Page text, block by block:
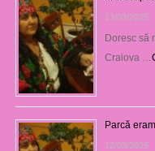
13/03/2025
Doresc să
Craiova …
Parcă
12/03/2025